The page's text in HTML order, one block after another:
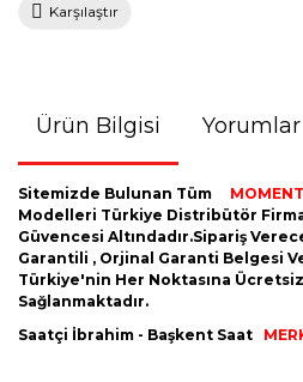
Karşılaştır
Ürün Bilgisi Yorumlar
Sitemizde Bulunan Tüm
Modelleri Türkiye Distribütör
Güvencesi Altındadır.Sipariş
Garantili , Orjinal Garanti Belgesi
Türkiye'nin Her Noktasına
Sağlanmaktadır.
Saatçi İbrahim - Başkent Saat